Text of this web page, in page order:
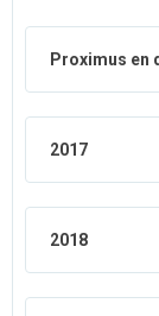
Proximus en
2017
2018